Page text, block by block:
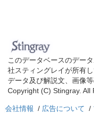
このデータベースのデー
社スティングレイが所有し
データ及び解説文、画像
Copyright (C) Stingray. All
会社情報 / 広告について /